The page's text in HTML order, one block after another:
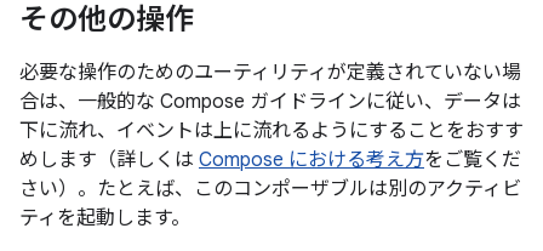
その他の操作
必要な操作のためのユーティリティが定義されていない場
合は、一般的な Compose ガイドラインに従い、データは
下に流れ、イベントは上に流れる ようにすることをおすす
めします（詳しくは Compose における考え方をご覧くだ
さい）。たとえば、このコンポーザブルは別のアクティビ
ティを起動します。